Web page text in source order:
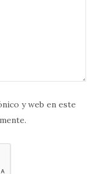
y web en este